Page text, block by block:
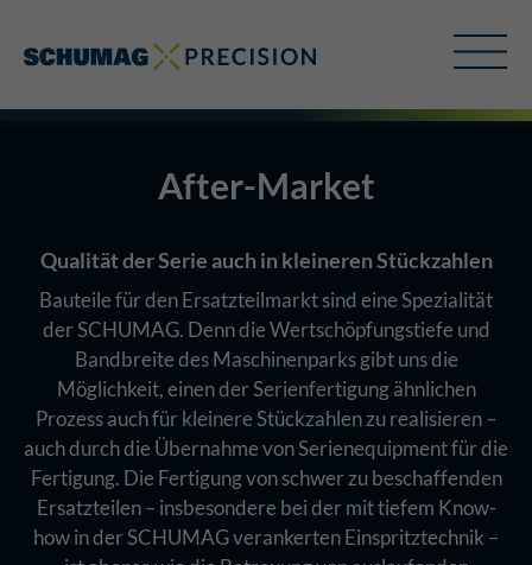
After-Market
Qualität der Serie auch in kleineren Stückzahlen
Bauteile für den Ersatzteilmarkt sind eine Spezialität
der SCHUMAG. Denn die Wertschöpfungstiefe und
Bandbreite des Maschinenparks gibt uns die
Möglichkeit, einen der Serienfertigung ähnlichen
Prozess auch für kleinere Stückzahlen zu realisieren –
auch durch die Übernahme von Serienequipment für die
Fertigung. Die Fertigung von schwer zu beschaffenden
Ersatzteilen – insbesondere bei der mit tiefem Know-
how in der SCHUMAG verankerten Einspritztechnik –